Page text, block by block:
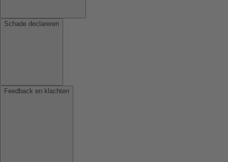
Schade declareren
Feedback en klachten